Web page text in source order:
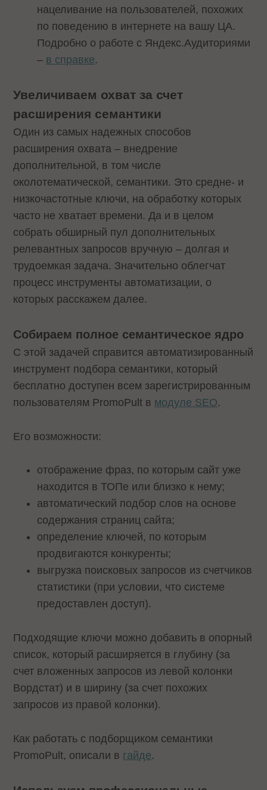
нацеливание на пользователей, похожих
по поведению в интернете на вашу ЦА.
Подробно о работе с Яндекс.Аудиториями
– в справке.
Увеличиваем охват за счет
расширения семантики
Один из самых надежных способов
расширения охвата – внедрение
дополнительной, в том числе
околотематической, семантики. Это средне- и
низкочастотные ключи, на обработку которых
часто не хватает времени. Да и в целом
собрать обширный пул дополнительных
релевантных запросов вручную – долгая и
трудоемкая задача. Значительно облегчат
процесс инструменты автоматизации, о
которых расскажем далее.
Собираем полное семантическое ядро
С этой задачей справится автоматизированный
инструмент подбора семантики, который
бесплатно доступен всем зарегистрированным
пользователям PromoPult в модуле SEO.
Его возможности:
отображение фраз, по которым сайт уже
находится в ТОПе или близко к нему;
автоматический подбор слов на основе
содержания страниц сайта;
определение ключей, по которым
продвигаются конкуренты;
выгрузка поисковых запросов из счетчиков
статистики (при условии, что системе
предоставлен доступ).
Подходящие ключи можно добавить в опорный
список, который расширяется в глубину (за
счет вложенных запросов из левой колонки
Вордстат) и в ширину (за счет похожих
запросов из правой колонки).
Как работать с подборщиком семантики
PromoPult, описали в гайде.